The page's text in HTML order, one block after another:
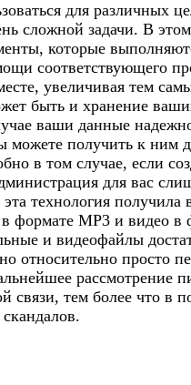
для различных
сложной задачи. В этом
которые
соответствующего
увеличивая тем
быть и хранение
ваши данные
можете получить к ним
в том случае, если
для вас
технология получила
формате MP3 и видео в
и видеофайлы
относительно просто
рассмотрение
связи, тем более что в